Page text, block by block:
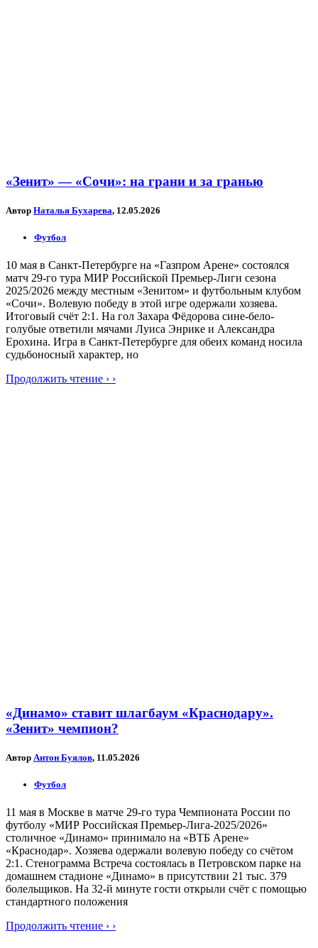
«Зенит» — «Сочи»: на грани и за гранью
Автор Наталья Бухарева, 12.05.2026
Футбол
10 мая в Санкт-Петербурге на «Газпром Арене» состоялся
матч 29-го тура МИР Российской Премьер-Лиги сезона
2025/2026 между местным «Зенитом» и футбольным клубом
«Сочи». Волевую победу в этой игре одержали хозяева.
Итоговый счёт 2:1. На гол Захара Фёдорова сине-бело-
голубые ответили мячами Луиса Энрике и Александра
Ерохина. Игра в Санкт-Петербурге для обеих команд носила
судьбоносный характер, но
Продолжить чтение › ›
«Динамо» ставит шлагбаум «Краснодару».
«Зенит» чемпион?
Автор Антон Буялов, 11.05.2026
Футбол
11 мая в Москве в матче 29-го тура Чемпионата России по
футболу «МИР Российская Премьер-Лига-2025/2026»
столичное «Динамо» принимало на «ВТБ Арене»
«Краснодар». Хозяева одержали волевую победу со счётом
2:1. Стенограмма Встреча состоялась в Петровском парке на
домашнем стадионе «Динамо» в присутствии 21 тыс. 379
болельщиков. На 32-й минуте гости открыли счёт с помощью
стандартного положения
Продолжить чтение › ›